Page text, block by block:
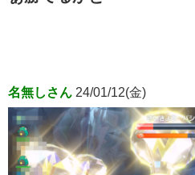
名無しさん 24/01/12(金)